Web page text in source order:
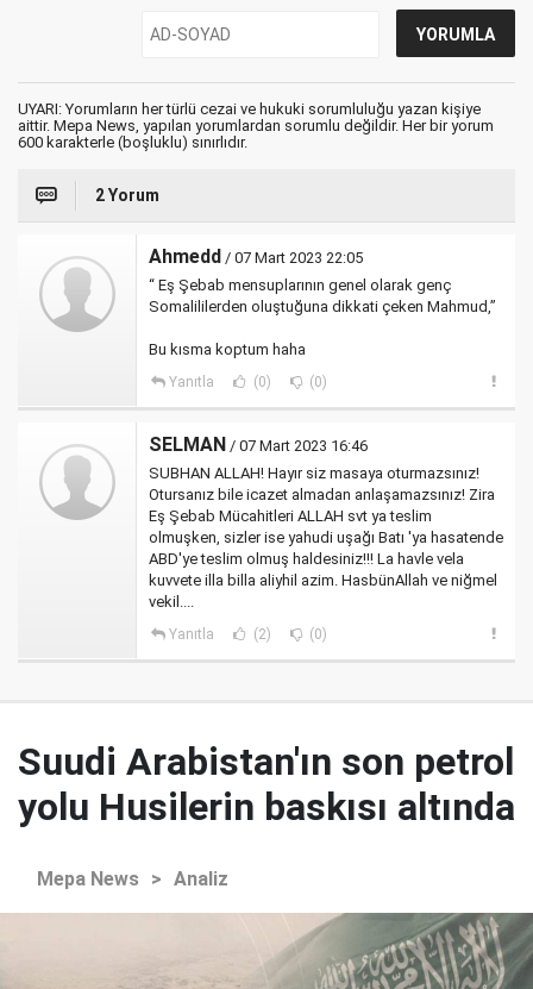
UYARI: Yorumların her türlü cezai ve hukuki sorumluluğu yazan kişiye
aittir. Mepa News, yapılan yorumlardan sorumlu değildir. Her bir yorum
600 karakterle (boşluklu) sınırlıdır.
2 Yorum
Ahmedd / 07 Mart 2023 22:05
“ Eş Şebab mensuplarının genel olarak genç
Somalililerden oluştuğuna dikkati çeken Mahmud,”
Bu kısma koptum haha
Yanıtla (0) (0)
SELMAN / 07 Mart 2023 16:46
SUBHAN ALLAH! Hayır siz masaya oturmazsınız!
Otursanız bile icazet almadan anlaşamazsınız! Zira
Eş Şebab Mücahitleri ALLAH svt ya teslim
olmuşken, sizler ise yahudi uşağı Batı 'ya hasatende
ABD'ye teslim olmuş haldesiniz!!! La havle vela
kuvvete illa billa aliyhil azim. HasbünAllah ve niğmel
vekil....
Yanıtla (2) (0)
Suudi Arabistan'ın son petrol
yolu Husilerin baskısı altında
Mepa News > Analiz